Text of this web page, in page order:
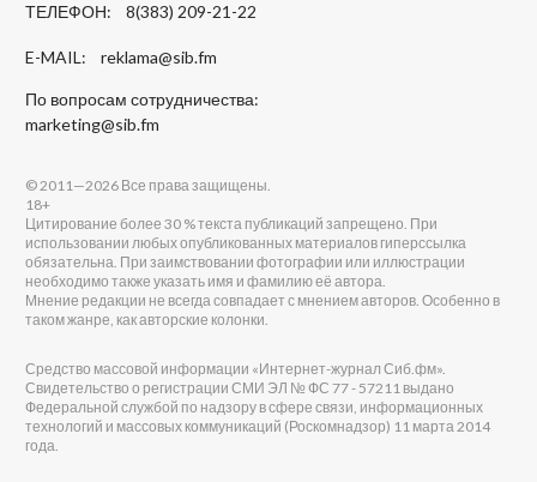
ТЕЛЕФОН: 8(383) 209-21-22
E-MAIL: reklama@sib.fm
По вопросам сотрудничества:
marketing@sib.fm
© 2011—2026 Все права защищены.
18+
Цитирование более 30 % текста публикаций запрещено. При
использовании любых опубликованных материалов гиперссылка
обязательна. При заимствовании фотографии или иллюстрации
необходимо также указать имя и фамилию её автора.
Мнение редакции не всегда совпадает с мнением авторов. Особенно в
таком жанре, как авторские колонки.
Средство массовой информации «Интернет-журнал Сиб.фм».
Свидетельство о регистрации СМИ ЭЛ № ФС 77 - 57211 выдано
Федеральной службой по надзору в сфере связи, информационных
технологий и массовых коммуникаций (Роскомнадзор) 11 марта 2014
года.